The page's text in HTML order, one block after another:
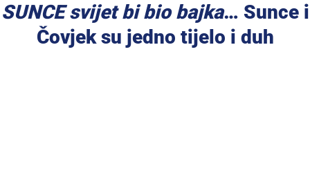
SUNCE svijet bi bio bajka… Sunce i
Čovjek su jedno tijelo i duh